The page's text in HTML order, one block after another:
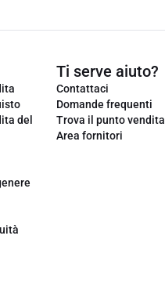
del
Ti serve aiuto?
Contattaci
Domande frequenti
Trova il punto vendita
Area fornitori